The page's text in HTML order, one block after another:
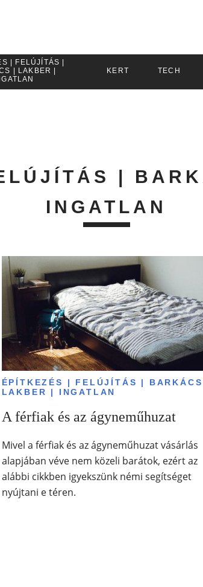
| FELÚJÍTÁS |
| LAKBER |
KERT TECH
|
INGATLAN
ÉPÍTKEZÉS | FELÚJÍTÁS |
LAKBER | INGATLAN
A férfiak és az ágyneműhuzat
Mivel a férfiak és az ágyneműhuzat vásárlás
alapjában véve nem közeli barátok, ezért az
alábbi cikkben igyekszünk némi segítséget
nyújtani e téren.